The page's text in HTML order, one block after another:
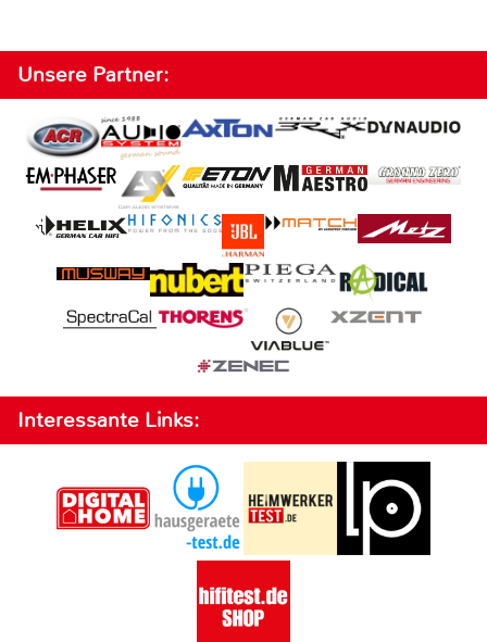
Unsere Partner:
Interessante Links: